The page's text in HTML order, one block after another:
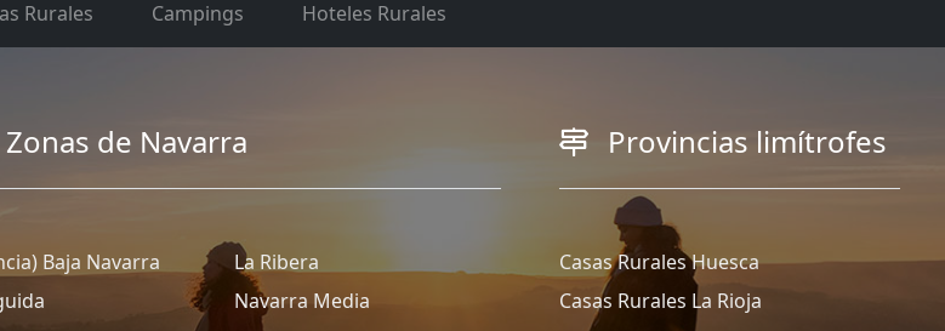
Rurales Campings Hoteles Rurales
Zonas de Navarra
Baja Navarra
La Ribera
Navarra Media
Provincias limítrofes
Casas Rurales Huesca
Casas Rurales La Rioja